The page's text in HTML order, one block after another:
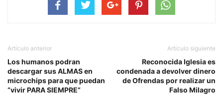
Artículo anterior
Los humanos podran
descargar sus ALMAS en
microchips para que puedan
“vivir PARA SIEMPRE”
Artículo siguiente
Reconocida Iglesia es
condenada a devolver dinero
de Ofrendas por realizar un
Falso Milagro